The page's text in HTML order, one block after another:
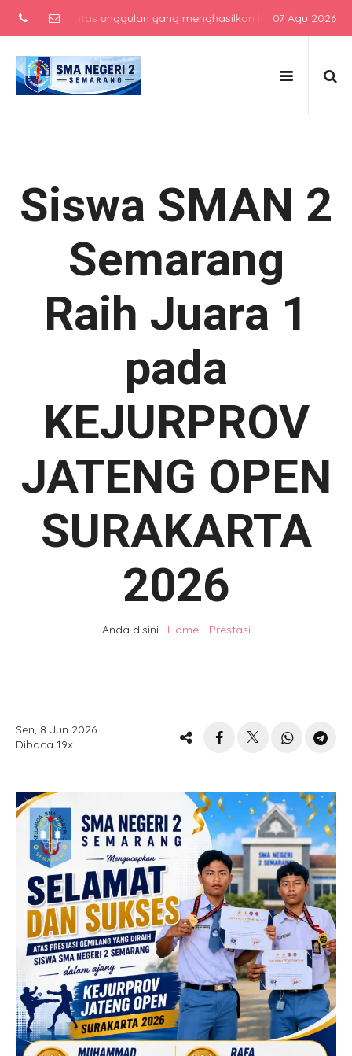
atas unggulan yang menghasilkan lulusan berkarakter,
07 Agu 2026
Siswa SMAN 2
Semarang
Raih Juara 1
pada
KEJURPROV
JATENG OPEN
SURAKARTA
2026
Anda disini : Home- Prestasi
Sen, 8 Jun 2026
Dibaca 19x